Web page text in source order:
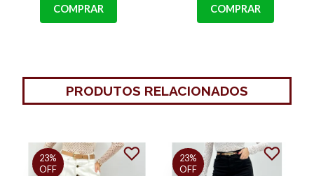
COMPRAR COMPRAR
PRODUTOS RELACIONADOS
60%
OFF
30%
OFF